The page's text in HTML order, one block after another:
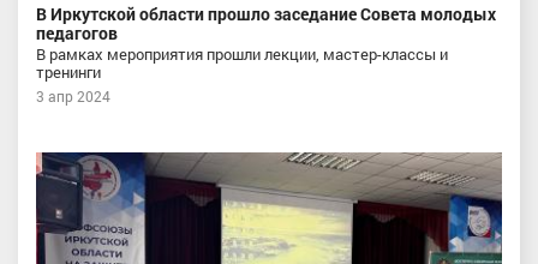
В Иркутской области прошло заседание Совета молодых
педагогов
В рамках мероприятия прошли лекции, мастер-классы и
тренинги
3 апр 2024